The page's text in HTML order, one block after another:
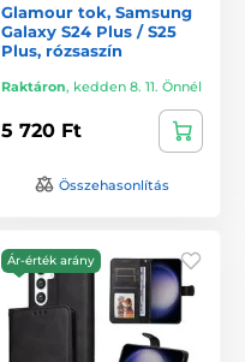
Glamour tok, Samsung
Galaxy S24 Plus / S25
Plus, rózsaszín
Raktáron, kedden 8. 11. Önnél
5 720 Ft
Összehasonlítás
Ár-érték arány